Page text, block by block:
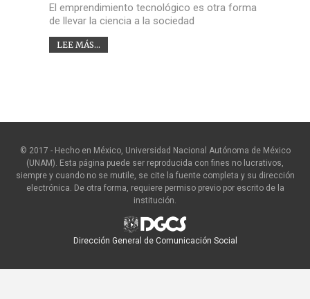
El emprendimiento tecnológico es otra forma
de llevar la ciencia a la sociedad
LEE MÁS...
© 2017 - Hecho en México, Universidad Nacional Autónoma de México
(UNAM). Esta página puede ser reproducida con fines no lucrativos,
siempre y cuando no se mutile, se cite la fuente completa y su dirección
electrónica. De otra forma, requiere permiso previo por escrito de la
institución.
Dirección General de Comunicación Social